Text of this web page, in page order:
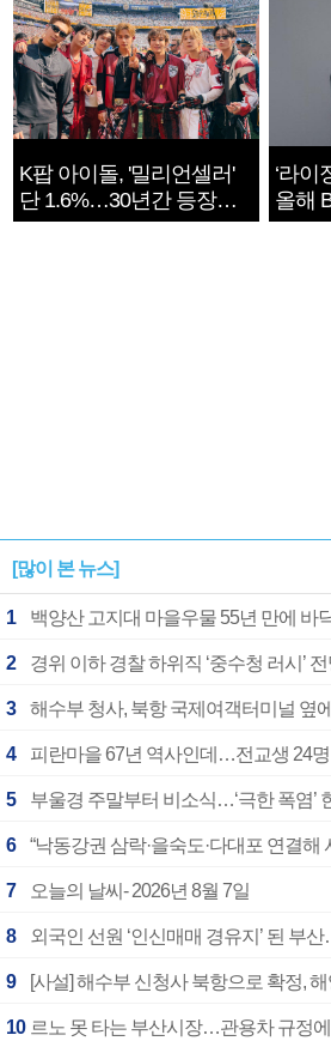
K팝 아이돌, '밀리언셀러'
단 1.6%…30년간 등장
1182개팀 전수조사
‘라이
올해
확정
[많이 본 뉴스]
1 백양산 고지대 마을우물 55년 만에 바
2 경위 이하 경찰 하위직 ‘중수청 러시’
3 해수부 청사, 북항 국제여객터미널 옆
4 피란마을 67년 역사인데…전교생 24
5 부울경 주말부터 비소식…‘극한 폭염’
6 “낙동강권 삼락·을숙도·다대포 연결해
7 오늘의 날씨- 2026년 8월 7일
8 외국인 선원 ‘인신매매 경유지’ 된 부
9 [사설] 해수부 신청사 북항으로 확정,
10 르노 못 타는 부산시장…관용차 규정